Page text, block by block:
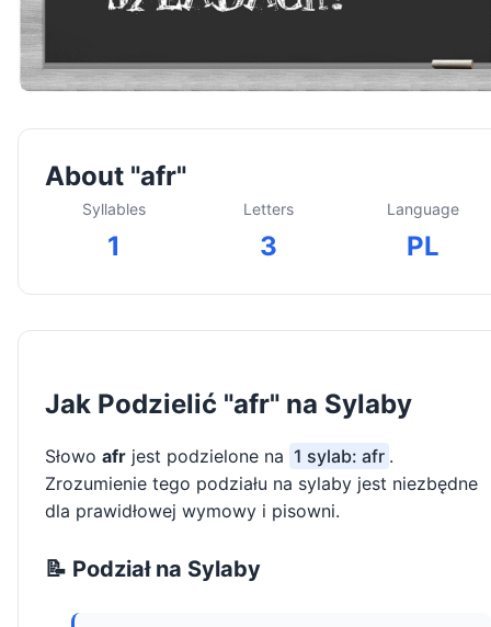
About "afr"
Syllables
1
Letters
3
Language
PL
Jak Podzielić "afr" na Sylaby
Słowo afr jest podzielone na 1 sylab: afr .
Zrozumienie tego podziału na sylaby jest niezbędne
dla prawidłowej wymowy i pisowni.
📝 Podział na Sylaby